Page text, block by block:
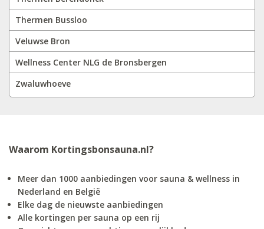
Thermen Bussloo
Veluwse Bron
Wellness Center NLG de Bronsbergen
Zwaluwhoeve
Waarom Kortingsbonsauna.nl?
Meer dan 1000 aanbiedingen voor sauna & wellness in
Nederland en België
Elke dag de nieuwste aanbiedingen
Alle kortingen per sauna op een rij